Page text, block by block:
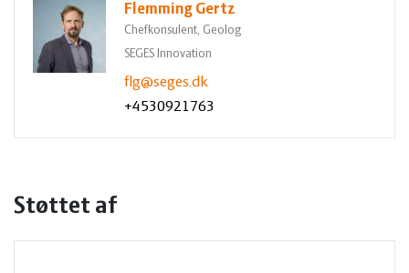
Flemming Gertz
Chefkonsulent, Geolog
SEGES Innovation
flg@seges.dk
+4530921763
Støttet af